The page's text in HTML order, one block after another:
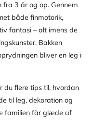
fra 3 år og op. Gennem
både finmotorik,
fantasi – alt imens de
Bakken
bliver en leg i
du flere tips til, hvordan
til leg, dekoration og
familien får glæde af